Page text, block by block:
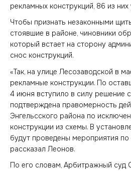
рекламных конструкций, 86 из
Чтобы признать незаконными
стоявшие в районе, чиновники
который встает на сторону
снос конструкций.
«Так, на улице Лесозаводской в
рекламные конструкции. По
4 июня вступило в силу решение
подтверждена правомерность
Энгельсского района по
конструкции из схемы. В
будут проведены мероприятия
рассказал Леонов.
По его словам, Арбитражный суд